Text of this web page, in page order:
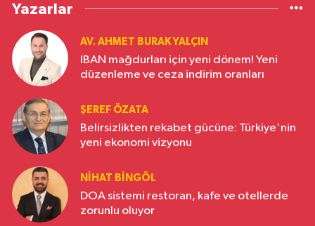
Yazarlar
AV. AHMET BURAK YALÇIN
IBAN mağdurları için yeni dönem! Yeni
düzenleme ve ceza indirim oranları
ŞEREF ÖZATA
Belirsizlikten rekabet gücüne: Türkiye'nin
yeni ekonomi vizyonu
NIHAT BINGÖL
DOA sistemi restoran, kafe ve otellerde
zorunlu oluyor